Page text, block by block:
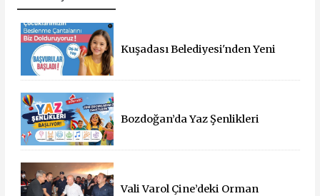
Kuşadası Belediyesi'nden Yeni
Bozdoğan’da Yaz Şenlikleri
Vali Varol Çine’deki Orman